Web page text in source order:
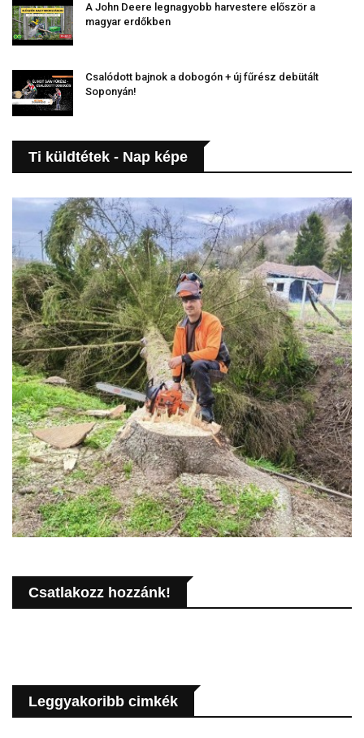
A John Deere legnagyobb harvestere először a
magyar erdőkben
Csalódott bajnok a dobogón + új fűrész debütált
Soponyán!
Ti küldtétek - Nap képe
Csatlakozz hozzánk!
Leggyakoribb cimkék